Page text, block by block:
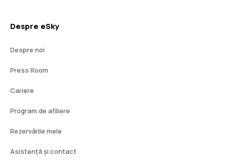
Despre eSky
Despre noi
Press Room
Cariere
Program de afiliere
Rezervările mele
Asistenţă şi contact